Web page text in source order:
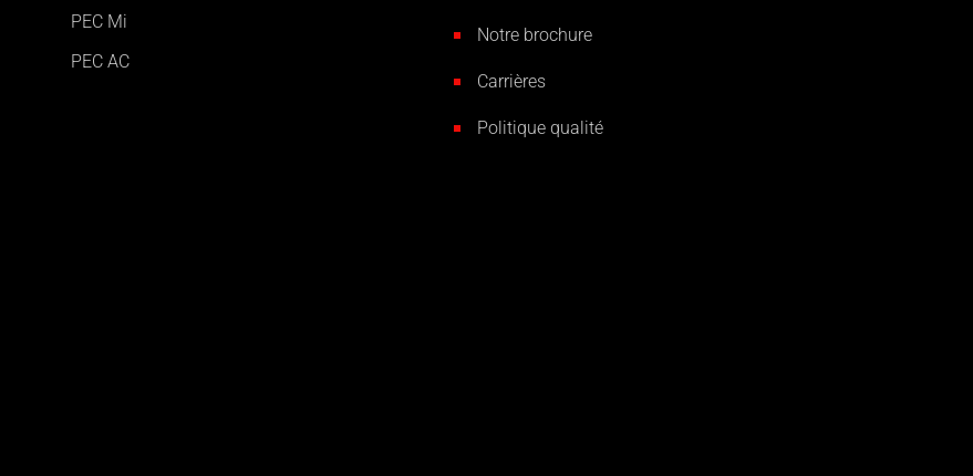
PEC Mi
PEC AC
Notre brochure
Carrières
Politique qualité